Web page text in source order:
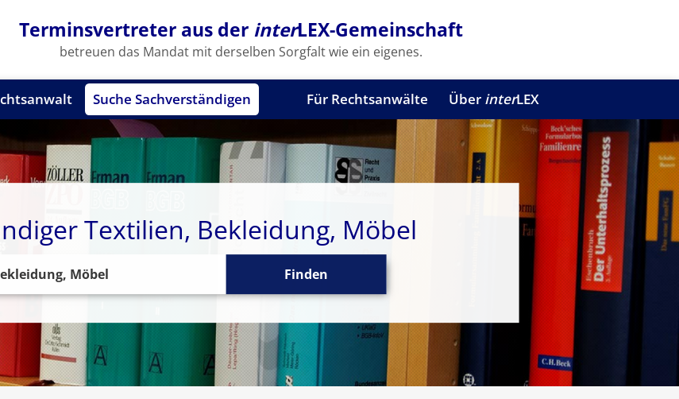
Terminsvertreter aus der interLEX-Gemeinschaft
betreuen das Mandat mit derselben Sorgfalt wie ein eigenes.
Suche Sachverständigen Für Rechtsanwälte Über interLEX
Textilien, Bekleidung, Möbel
Finden